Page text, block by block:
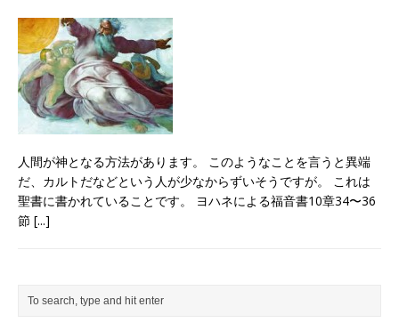
人間が神となる方法があります。 このようなことを言うと異端
だ、カルトだなどという人が少なからずいそうですが。 これは
聖書に書かれていることです。 ヨハネによる福音書10章34〜36
節 [...]